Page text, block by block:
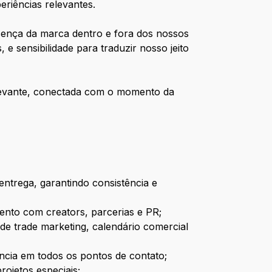
relevantes.
da marca dentro e fora dos nossos
e sensibilidade para traduzir nosso jeito
conectada com o momento da
garantindo consistência e
com creators, parcerias e PR;
trade marketing, calendário comercial
em todos os pontos de contato;